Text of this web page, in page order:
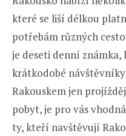
které se liší délkou
potřebám různých
je deseti denní
krátkodobé
Rakouskem jen
pobyt, je pro vás
ty, kteří navštěvují